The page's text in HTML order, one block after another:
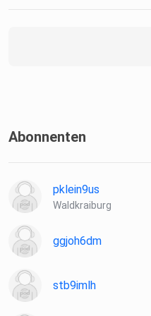
Abonnenten
pklein9us
Waldkraiburg
ggjoh6dm
stb9imlh